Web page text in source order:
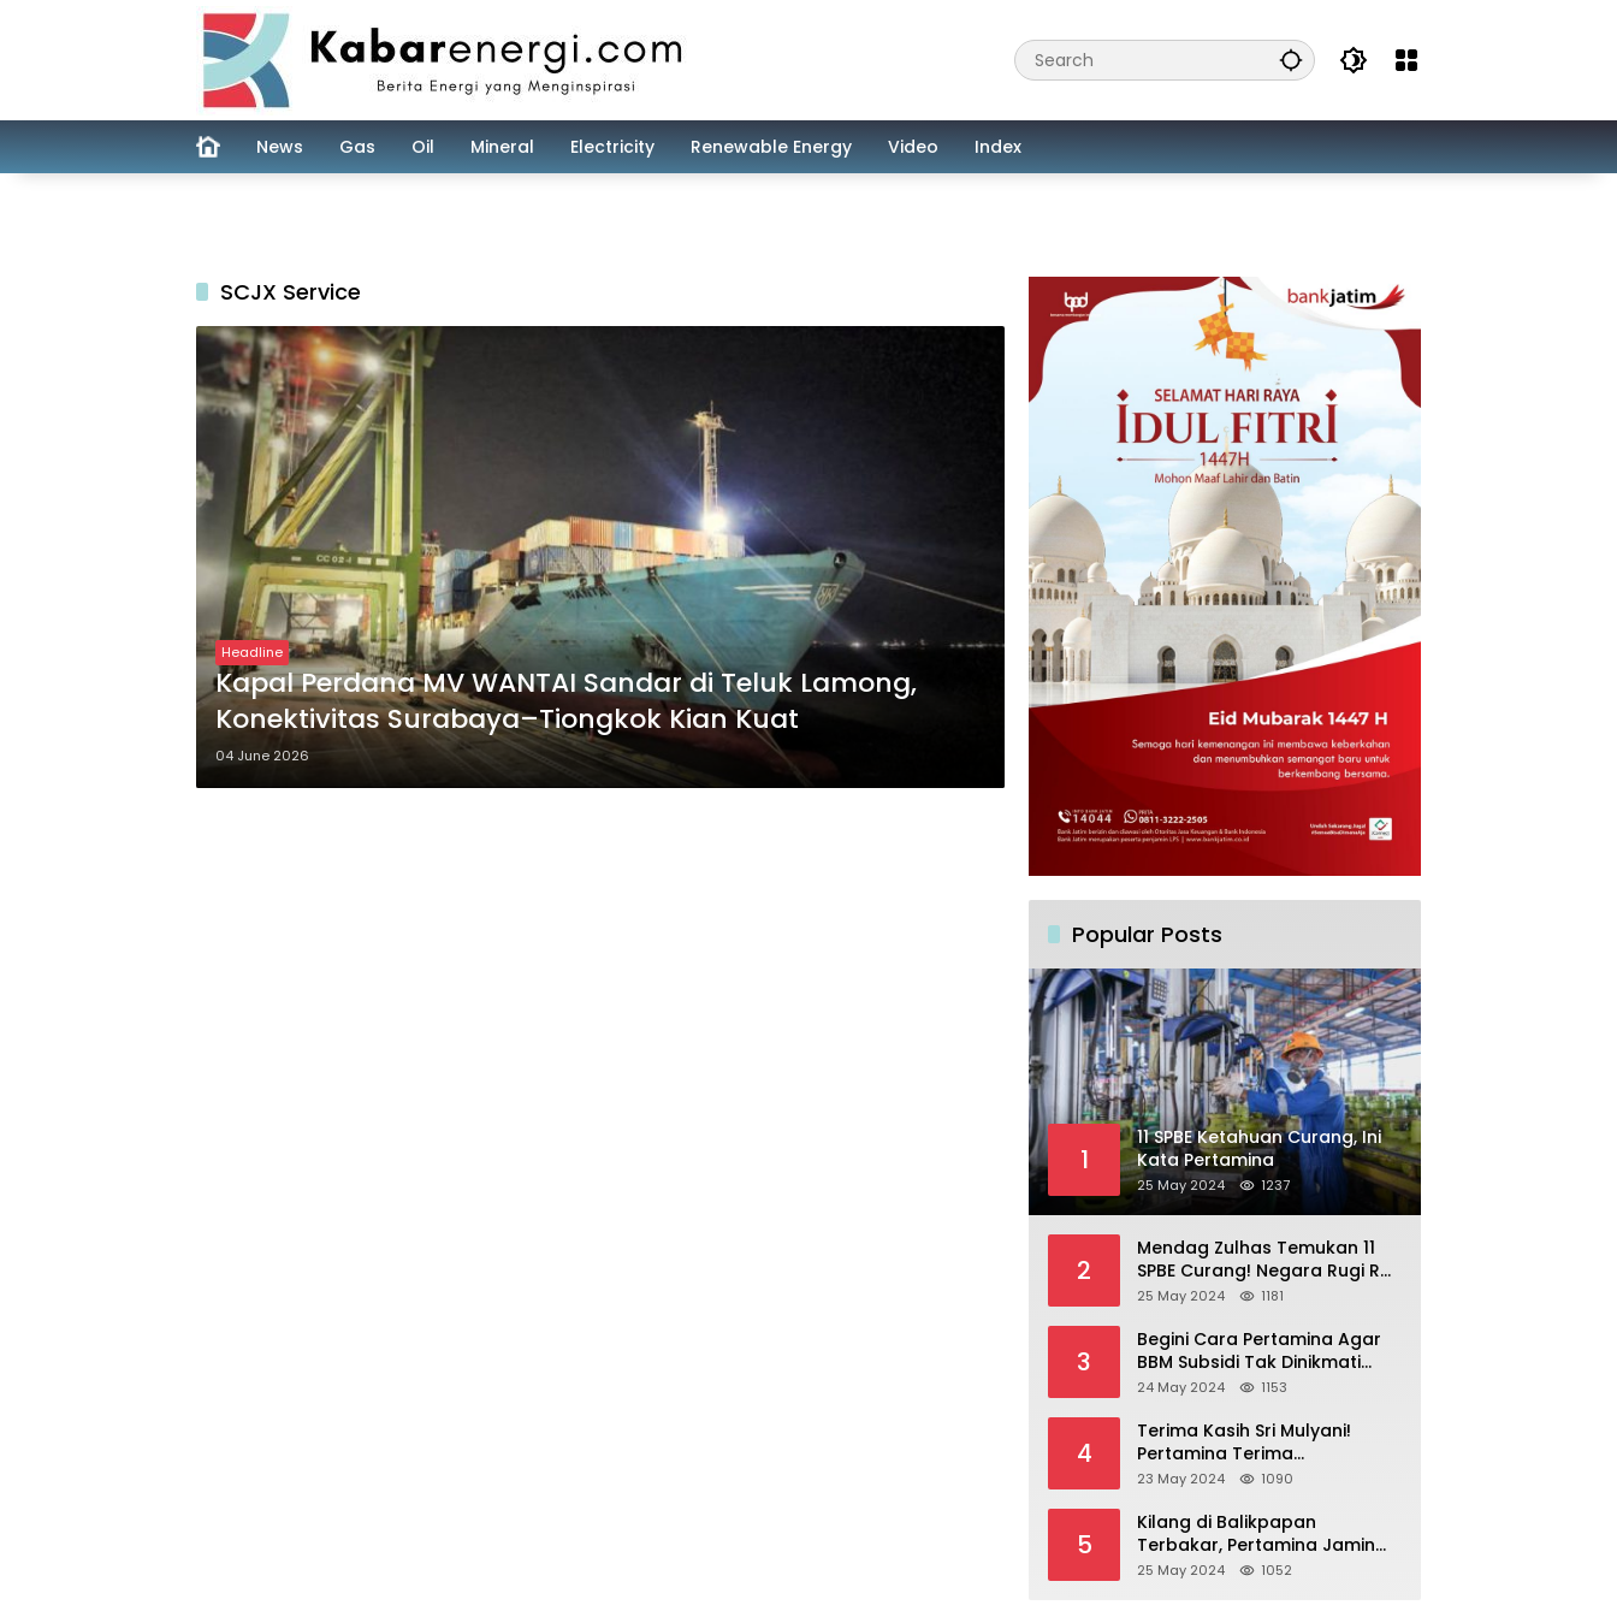
News Gas Oil Mineral Electricity Renewable Energy Video Index
SCJX Service
Headline
Kapal Perdana MV WANTAI Sandar di Teluk Lamong,
Konektivitas Surabaya–Tiongkok Kian Kuat
04 June 2026
Popular Posts
1
11 SPBE Ketahuan Curang, Ini
Kata Pertamina
25 May 2024 1237
2
Mendag Zulhas Temukan 11
SPBE Curang! Negara Rugi Rp
18,7 Miliar/ Tahun
25 May 2024 1181
3
Begini Cara Pertamina Agar
BBM Subsidi Tak Dinikmati
Orang Kaya!
24 May 2024 1153
4
Terima Kasih Sri Mulyani!
Pertamina Terima
Kompensasi BBM Rp 43,52
23 May 2024 1090
5
Kilang di Balikpapan
Terbakar, Pertamina Jamin
Pasokan BBM Aman
25 May 2024 1052